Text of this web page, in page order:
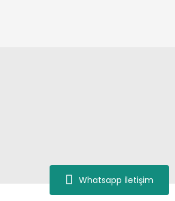
Whatsapp İletişim